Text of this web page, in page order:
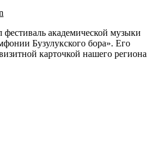
академической музыки
Бузулукского бора». Его
карточкой нашего региона